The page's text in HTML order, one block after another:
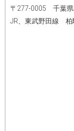
〒277-0005 千葉県
JR、東武野田線 柏